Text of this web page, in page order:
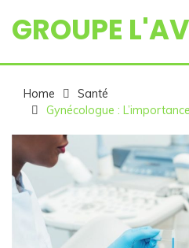
GROUPE
Home
Santé
Gynécologue :